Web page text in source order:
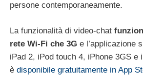
persone contemporaneamente.
La funzionalità di video-chat
rete Wi-Fi che 3G e l’applicazione
iPad 2, iPod touch 4, iPhone 3GS e
è disponibile gratuitamente in App